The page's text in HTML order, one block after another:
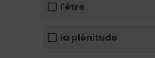
l'être
la plénitude